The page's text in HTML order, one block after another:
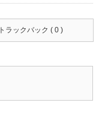
トラックバック ( 0 )